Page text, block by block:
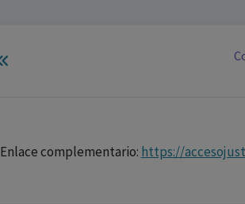
Enlace complementario: https://